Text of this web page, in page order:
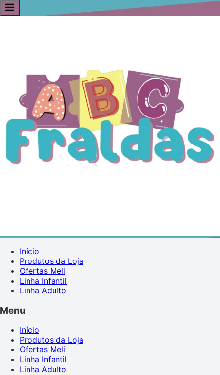
Início
Produtos da Loja
Ofertas Meli
Linha Infantil
Linha Adulto
Menu
Início
Produtos da Loja
Ofertas Meli
Linha Infantil
Linha Adulto